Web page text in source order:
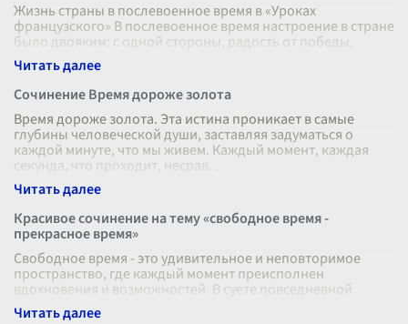
Жизнь страны в послевоенное время в «Уроках
французского» В послевоенное время настроение в стране
было двояким: с одной стороны, радость от победы,
возрождение надежд; с другой с
Сочинение Время дороже золота
Время дороже золота. Эта истина проникает в самые
глубины человеческой души, заставляя задуматься о
каждой минуте, что мы живем. Каждый момент, каждая
секунда, что проходит, несрав
Красивое сочинение на тему «свободное время -
прекрасное время»
Свободное время - это удивительное и неповторимое
пространство, где каждый момент преисполнен
вдохновения и возможностей. В суете повседневной
жизни, полной обязанностей и бесконеч